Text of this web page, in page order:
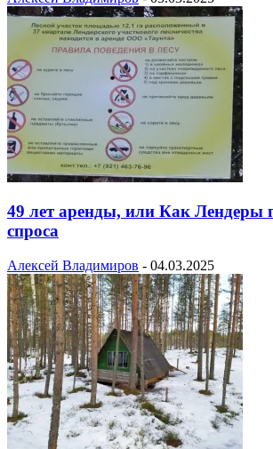
49 лет аренды, или Как Лендеры
спроса
Алексей Владимиров - 04.03.2025